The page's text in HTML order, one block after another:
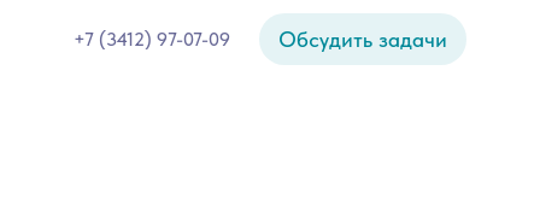
+7 (3412) 97-07-09 Обсудить задачи